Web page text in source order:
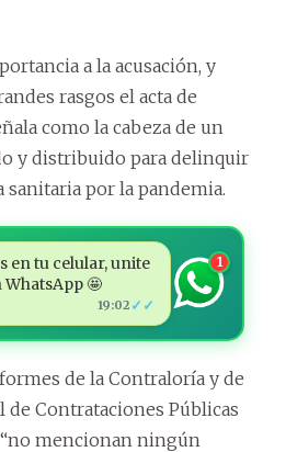
a la acusación, y
rasgos el acta de
como la cabeza de un
y distribuido para delinquir
por la pandemia.
en tu celular, unite
WhatsApp 🤩
19:02 ✓✓
1
de la Contraloría y de
de Contrataciones Públicas
“no mencionan ningún